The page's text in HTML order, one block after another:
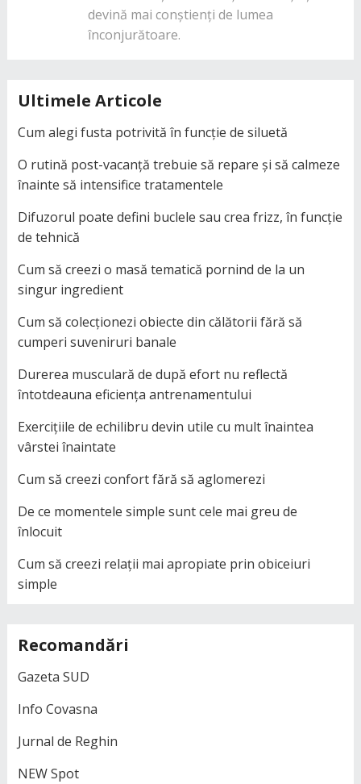
devină mai conștienți de lumea
înconjurătoare.
Ultimele Articole
Cum alegi fusta potrivită în funcție de siluetă
O rutină post-vacanță trebuie să repare și să calmeze
înainte să intensifice tratamentele
Difuzorul poate defini buclele sau crea frizz, în funcție
de tehnică
Cum să creezi o masă tematică pornind de la un
singur ingredient
Cum să colecționezi obiecte din călătorii fără să
cumperi suveniruri banale
Durerea musculară de după efort nu reflectă
întotdeauna eficiența antrenamentului
Exercițiile de echilibru devin utile cu mult înaintea
vârstei înaintate
Cum să creezi confort fără să aglomerezi
De ce momentele simple sunt cele mai greu de
înlocuit
Cum să creezi relații mai apropiate prin obiceiuri
simple
Recomandări
Gazeta SUD
Info Covasna
Jurnal de Reghin
NEW Spot